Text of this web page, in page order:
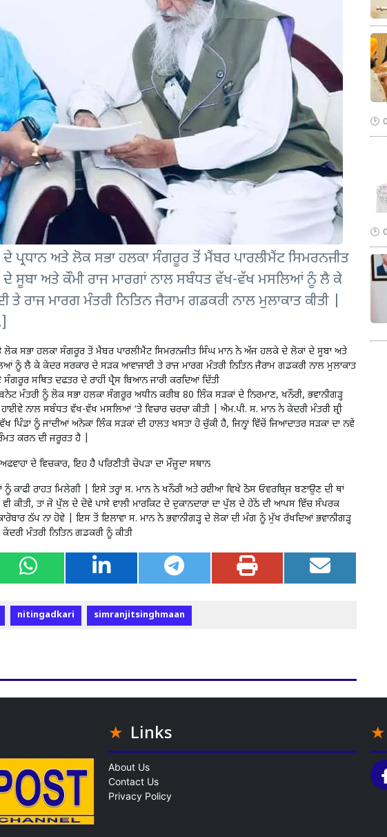
ਦੇ ਪ੍ਰਧਾਨ ਅਤੇ ਲੋਕ ਸਭਾ ਹਲਕਾ ਸੰਗਰੂਰ ਤੋਂ ਮੈਂਬਰ ਪਾਰਲੀਮੈਂਟ ਸਿਮਰਨਜੀਤ
ਸੂਬਾ ਅਤੇ ਕੌਮੀ ਰਾਜ ਮਾਰਗਾਂ ਨਾਲ ਸਬੰਧਤ ਵੱਖ-ਵੱਖ ਮਸਲਿਆਂ ਨੂੰ ਲੈ ਕੇ
ਰਾਜ ਮਾਰਗ ਮੰਤਰੀ ਨਿਤਿਨ ਜੈਰਾਮ ਗਡਕਰੀ ਨਾਲ ਮੁਲਾਕਾਤ ਕੀਤੀ |
ਲੋਕ ਸਭਾ ਹਲਕਾ ਸੰਗਰੂਰ ਤੋਂ ਮੈਂਬਰ ਪਾਰਲੀਮੈਂਟ ਸਿਮਰਨਜੀਤ ਸਿੰਘ ਮਾਨ ਨੇ ਅੱਜ ਹਲਕੇ ਦੇ ਲੋਕਾਂ ਦੇ ਸੂਬਾ ਅਤੇ
ਨੂੰ ਲੈ ਕੇ ਕੇਂਦਰ ਸਰਕਾਰ ਦੇ ਸੜਕ ਆਵਾਜਾਈ ਤੇ ਰਾਜ ਮਾਰਗ ਮੰਤਰੀ ਨਿਤਿਨ ਜੈਰਾਮ ਗਡਕਰੀ ਨਾਲ ਮੁਲਾਕਾਤ
ਸਥਿਤ ਦਫਤਰ ਦੇ ਰਾਹੀਂ ਪ੍ਰੈਸ ਬਿਆਨ ਜਾਰੀ ਕਰਦਿਆਂ ਦਿੱਤੀ
ਮੰਤਰੀ ਨੂੰ ਲੋਕ ਸਭਾ ਹਲਕਾ ਸੰਗਰੂਰ ਅਧੀਨ ਕਰੀਬ 80 ਲਿੰਕ ਸੜਕਾਂ ਦੇ ਨਿਰਮਾਣ, ਖਨੌਰੀ, ਭਵਾਨੀਗੜ੍ਹ
ਨਾਲ ਸਬੰਧਤ ਵੱਖ-ਵੱਖ ਮਸਲਿਆਂ ‘ਤੇ ਵਿਚਾਰ ਚਰਚਾ ਕੀਤੀ | ਐਮ.ਪੀ. ਸ. ਮਾਨ ਨੇ ਕੇਂਦਰੀ ਮੰਤਰੀ ਸ਼੍ਰੀ
ਪਿੰਡਾਂ ਨੂੰ ਜਾਂਦੀਆਂ ਅਨੇਕਾਂ ਲਿੰਕ ਸੜਕਾਂ ਦੀ ਹਾਲਤ ਖਸਤਾ ਹੋ ਚੁੱਕੀ ਹੈ, ਜਿਨ੍ਹਾਂ ਵਿੱਚੋਂ ਜਿਆਦਾਤਰ ਸੜਕਾਂ ਦਾ ਨਵੇਂ
ਕਰਨ ਦੀ ਜਰੂਰਤ ਹੈ |
ਦੇ ਵਿਚਕਾਰ, ਇਹ ਹੈ ਪਰਿਣੀਤੀ ਚੋਪੜਾ ਦਾ ਮੌਜੂਦਾ ਸਥਾਨ
ਨੂੰ ਕਾਫੀ ਰਾਹਤ ਮਿਲੇਗੀ | ਇਸੇ ਤਰ੍ਹਾਂ ਸ. ਮਾਨ ਨੇ ਖਨੌਰੀ ਅਤੇ ਰਈਆ ਵਿਖੇ ਠੋਸ ਓਵਰਬਿ੍ਜ ਬਣਾਉਣ ਦੀ ਥਾਂ
ਵੀ ਕੀਤੀ, ਤਾਂ ਜੋ ਪੁੱਲ ਦੇ ਦੋਵੇ ਪਾਸੇ ਵਾਲੀ ਮਾਰਕਿਟ ਦੇ ਦੁਕਾਨਦਾਰਾਂ ਦਾ ਪੁੱਲ ਦੇ ਹੇਠੋਂ ਦੀ ਆਪਸ ਵਿੱਚ ਸੰਪਰਕ
ਠੱਪ ਨਾ ਹੋਵੇ | ਇਸ ਤੋਂ ਇਲਾਵਾ ਸ. ਮਾਨ ਨੇ ਭਵਾਨੀਗੜ੍ਹ ਦੇ ਲੋਕਾਂ ਦੀ ਮੰਗ ਨੂੰ ਮੁੱਖ ਰੱਖਦਿਆਂ ਭਵਾਨੀਗੜ੍ਹ
ਮੰਤਰੀ ਨਿਤਿਨ ਗਡਕਰੀ ਨੂੰ ਕੀਤੀ
nitingadkari simranjitsinghmaan
Links
About Us
Contact Us
Privacy Policy